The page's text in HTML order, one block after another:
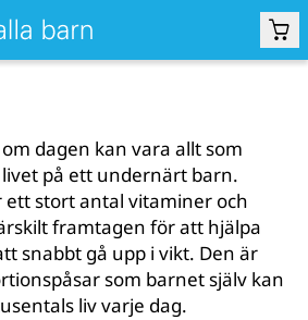
dagen kan vara allt som
på ett undernärt barn.
stort antal vitaminer och
framtagen för att hjälpa
snabbt gå upp i vikt. Den är
som barnet själv kan
liv varje dag.